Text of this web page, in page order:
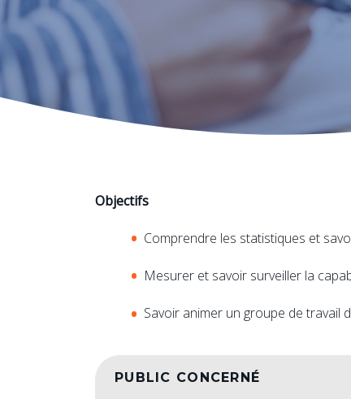
Objectifs
Comprendre les statistiques et
Mesurer et savoir surveiller la
Savoir animer un groupe de travail
PUBLIC CONCERNÉ